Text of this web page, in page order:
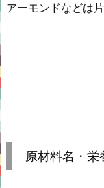
アーモンドなどは
原材料名・栄